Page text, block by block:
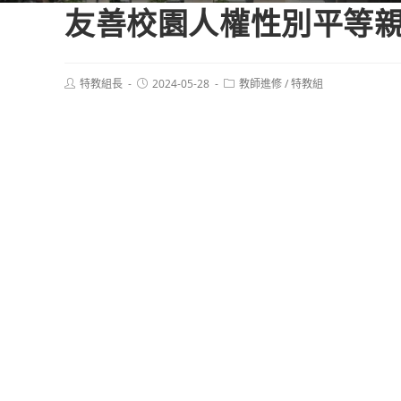
友善校園人權性別平等
Post特教組長
Post2024-05-28
Post教師進修/特教組